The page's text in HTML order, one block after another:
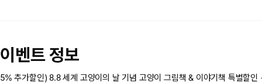
이벤트 정보
5% 추가할인) 8.8 세계 고양이의 날 기념 고양이 그림책 & 이야기책 특별할인